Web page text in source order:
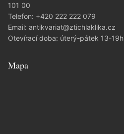
101 00
Telefon: +420 222 222 079
Email: antikvariat@ztichlaklika.cz
Otevírací doba: úterý-pátek 13-19h
Mapa